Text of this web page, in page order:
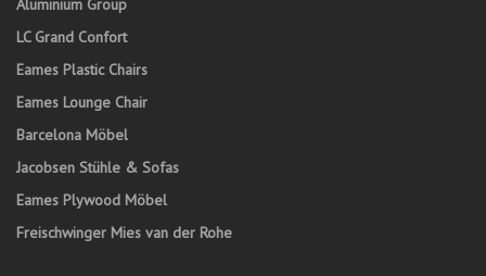
Aluminium Group
LC Grand Confort
Eames Plastic Chairs
Eames Lounge Chair
Barcelona Möbel
Jacobsen Stühle & Sofas
Eames Plywood Möbel
Freischwinger Mies van der Rohe